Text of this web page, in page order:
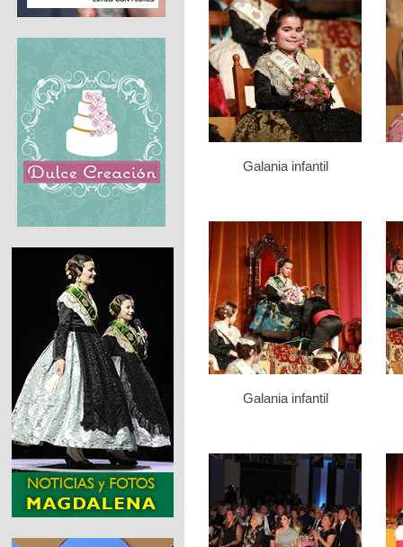
Galania infantil
Galania infantil